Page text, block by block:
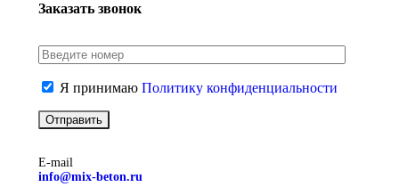
Заказать звонок
Я принимаю Политику конфиденциальности
E-mail
info@mix-beton.ru